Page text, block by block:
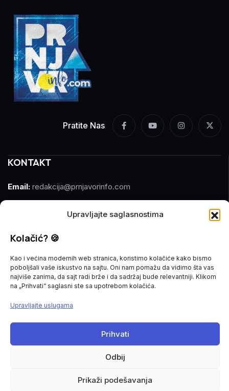
Upravljajte saglasnostima
Kolačić? 🍪
Kao i većina modernih web stranica, koristimo kolačiće kako bismo
poboljšali vaše iskustvo na sajtu. Oni nam pomažu da vidimo šta vas
najviše zanima, da sajt radi brže i da sadržaj bude relevantniji. Klikom
na „Prihvati“ saglasni ste sa upotrebom kolačića.
Upravljajte uslugama
Prihvati
Odbij
Prikaži podešavanja
Pratite Nas
KONTAKT
Email: redakcija@prnjavorinfo.com
MARKETING
Email: marketing@prnjavorinfo.com
Telefon:(+387)065 955 355
POŠALJI VIJEST
Imate vijest za nas? Javite nam se na
redakcija@prnjavorinfo.com
Politika kolačića